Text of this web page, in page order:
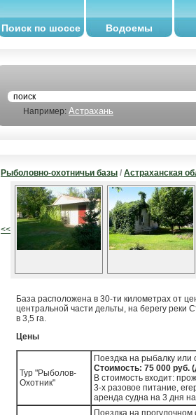
Поиск по шоссе Водоемы
Например: Астрахань
Рыболовно-охотничьи базы / Астраханская
<<
База расположена в 30-ти километрах от
центральной части дельты, на берегу реки
в 3,5 га.
Цены
Тур "Рыболов-
Охотник"
Поездка на рыбалку или
Стоимость: 75 000 руб.
В стоимость входит:
3-х разовое питание,
аренда судна на 3 дня
Поездка на